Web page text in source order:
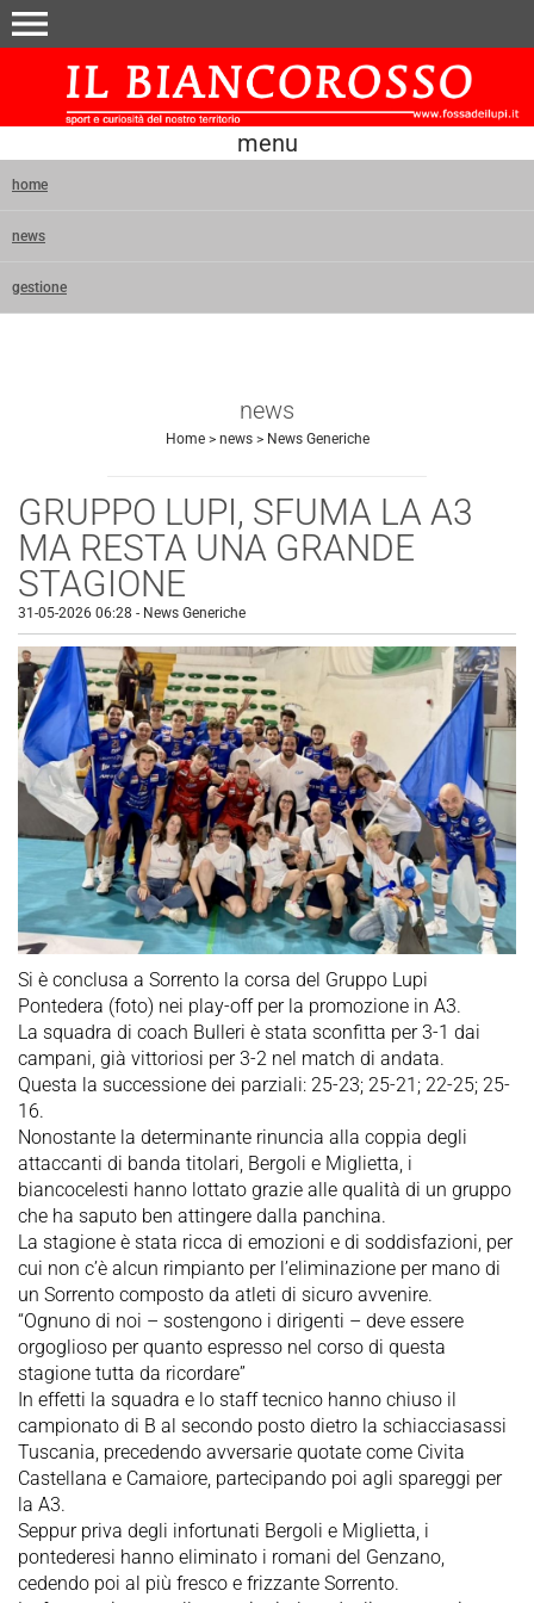
menu
menu
home
news
gestione
news
Home> news> News Generiche
GRUPPO LUPI, SFUMA LA A3
MA RESTA UNA GRANDE
STAGIONE
31-05-2026 06:28 - News Generiche
Si è conclusa a Sorrento la corsa del Gruppo Lupi
Pontedera (foto) nei play-off per la promozione in A3.
La squadra di coach Bulleri è stata sconfitta per 3-1 dai
campani, già vittoriosi per 3-2 nel match di andata.
Questa la successione dei parziali: 25-23; 25-21; 22-25; 25-
16.
Nonostante la determinante rinuncia alla coppia degli
attaccanti di banda titolari, Bergoli e Miglietta, i
biancocelesti hanno lottato grazie alle qualità di un gruppo
che ha saputo ben attingere dalla panchina.
La stagione è stata ricca di emozioni e di soddisfazioni, per
cui non c’è alcun rimpianto per l’eliminazione per mano di
un Sorrento composto da atleti di sicuro avvenire.
“Ognuno di noi – sostengono i dirigenti – deve essere
orgoglioso per quanto espresso nel corso di questa
stagione tutta da ricordare”
In effetti la squadra e lo staff tecnico hanno chiuso il
campionato di B al secondo posto dietro la schiacciasassi
Tuscania, precedendo avversarie quotate come Civita
Castellana e Camaiore, partecipando poi agli spareggi per
la A3.
Seppur priva degli infortunati Bergoli e Miglietta, i
pontederesi hanno eliminato i romani del Genzano,
cedendo poi al più fresco e frizzante Sorrento.